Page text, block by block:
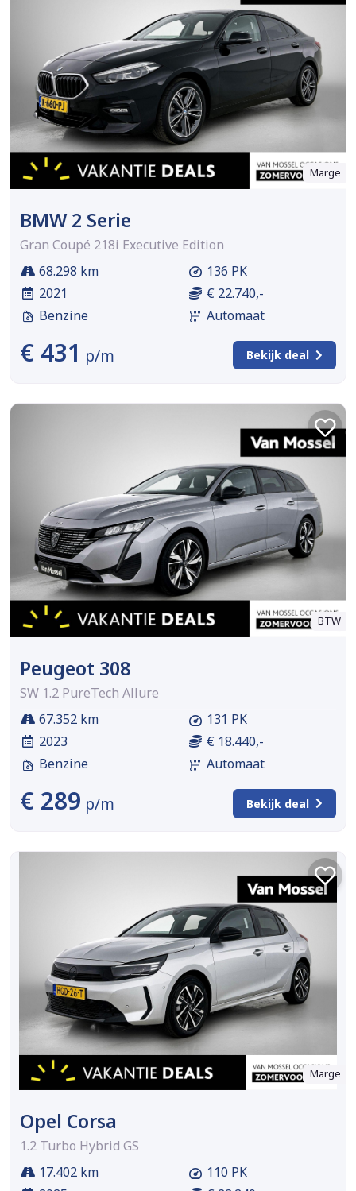
Marge
BMW 2 Serie
Gran Coupé 218i Executive Edition
68.298 km
2021
Benzine
136 PK
€ 22.740,-
Automaat
€ 431 p/m Bekijk deal
BTW
Peugeot 308
SW 1.2 PureTech Allure
67.352 km
2023
Benzine
131 PK
€ 18.440,-
Automaat
€ 289 p/m Bekijk deal
Marge
Opel Corsa
1.2 Turbo Hybrid GS
17.402 km
110 PK